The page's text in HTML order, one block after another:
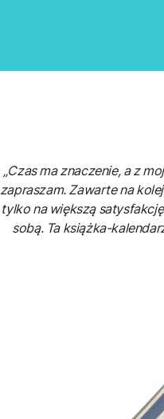
„Czas ma znaczenie, a z
zapraszam. Zawarte na
tylko na większą
sobą. Ta książka-